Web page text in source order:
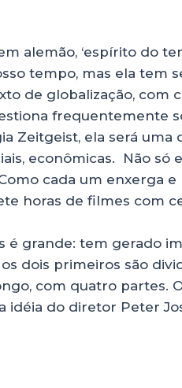
alemão, ‘espírito do
tempo, mas ela tem
de globalização, com
frequentemente
Zeitgeist, ela será
econômicas. Não
cada um enxerga
horas de filmes com
é grande: tem gerado
dois primeiros são
com quatro partes.
idéia do diretor Peter